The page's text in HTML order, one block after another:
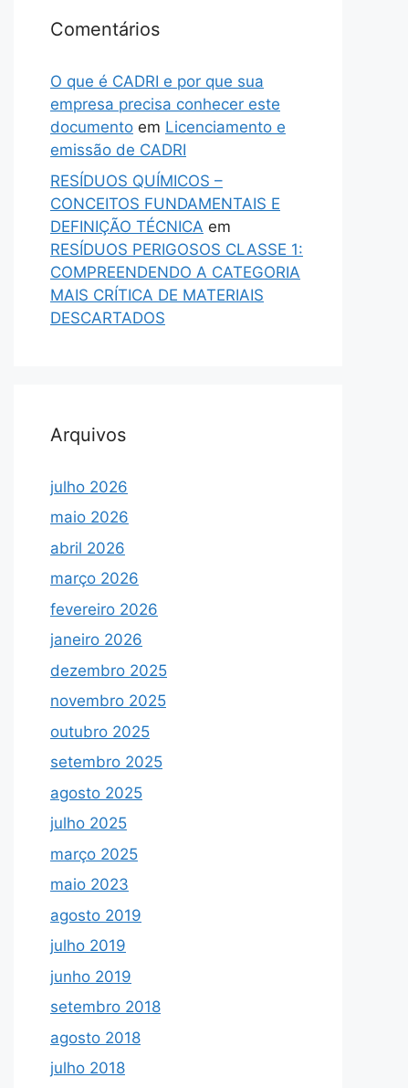
Comentários
O que é CADRI e por que sua
empresa precisa conhecer este
documento em Licenciamento e
emissão de CADRI
RESÍDUOS QUÍMICOS –
CONCEITOS FUNDAMENTAIS E
DEFINIÇÃO TÉCNICA em
RESÍDUOS PERIGOSOS CLASSE 1:
COMPREENDENDO A CATEGORIA
MAIS CRÍTICA DE MATERIAIS
DESCARTADOS
Arquivos
julho 2026
maio 2026
abril 2026
março 2026
fevereiro 2026
janeiro 2026
dezembro 2025
novembro 2025
outubro 2025
setembro 2025
agosto 2025
julho 2025
março 2025
maio 2023
agosto 2019
julho 2019
junho 2019
setembro 2018
agosto 2018
julho 2018